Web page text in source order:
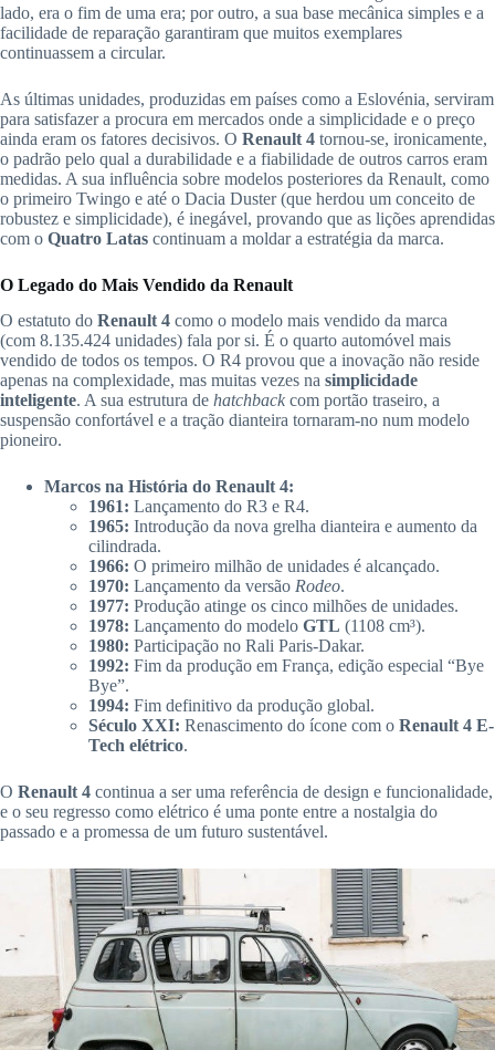
lado, era o fim de uma era; por outro, a sua base mecânica simples e a
facilidade de reparação garantiram que muitos exemplares
continuassem a circular.
As últimas unidades, produzidas em países como a Eslovénia, serviram
para satisfazer a procura em mercados onde a simplicidade e o preço
ainda eram os fatores decisivos. O Renault 4 tornou-se, ironicamente,
o padrão pelo qual a durabilidade e a fiabilidade de outros carros eram
medidas. A sua influência sobre modelos posteriores da Renault, como
o primeiro Twingo e até o Dacia Duster (que herdou um conceito de
robustez e simplicidade), é inegável, provando que as lições aprendidas
com o Quatro Latas continuam a moldar a estratégia da marca.
O Legado do Mais Vendido da Renault
O estatuto do Renault 4 como o modelo mais vendido da marca
(com 8.135.424 unidades) fala por si. É o quarto automóvel mais
vendido de todos os tempos. O R4 provou que a inovação não reside
apenas na complexidade, mas muitas vezes na simplicidade
inteligente. A sua estrutura de hatchback com portão traseiro, a
suspensão confortável e a tração dianteira tornaram-no num modelo
pioneiro.
Marcos na História do Renault 4:
1961: Lançamento do R3 e R4.
1965: Introdução da nova grelha dianteira e aumento da
cilindrada.
1966: O primeiro milhão de unidades é alcançado.
1970: Lançamento da versão Rodeo.
1977: Produção atinge os cinco milhões de unidades.
1978: Lançamento do modelo GTL (1108 cm³).
1980: Participação no Rali Paris-Dakar.
1992: Fim da produção em França, edição especial “Bye
Bye”.
1994: Fim definitivo da produção global.
Século XXI: Renascimento do ícone com o Renault 4 E-
Tech elétrico.
O Renault 4 continua a ser uma referência de design e funcionalidade,
e o seu regresso como elétrico é uma ponte entre a nostalgia do
passado e a promessa de um futuro sustentável.